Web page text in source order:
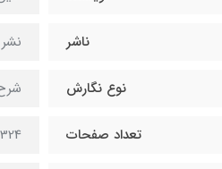
ناشر
نوع نگارش
تعداد صفحات 324